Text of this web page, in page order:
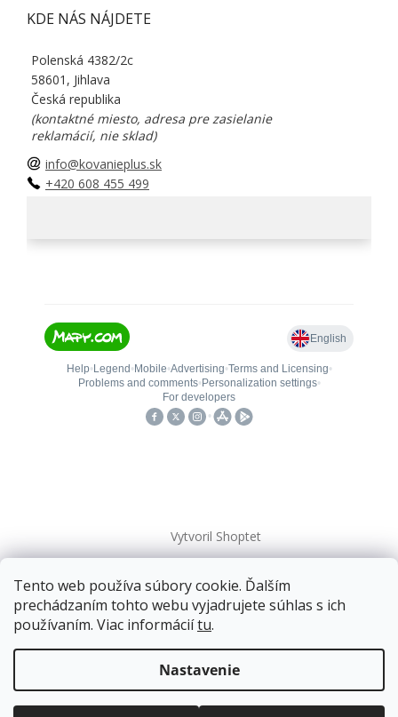
Tento web používa súbory cookie. Ďalším
prechádzaním tohto webu vyjadrujete súhlas s ich
používaním. Viac informáciítu.
Nastavenie
Doprava zadarmopre balíkové zásielky v hodnote
nad120 EUR*.
Balíky zasielame už od4 EUR.
KDE NÁS NÁJDETE
Polenská 4382/2c
58601, Jihlava
Česká republika
(kontaktné miesto, adresa pre zasielanie
reklamácií, nie sklad)
info@kovanieplus.sk
+420 608 455 499
Vytvoril Shoptet
Copyright 2026kovanieplus. Všetky práva vyhradené.